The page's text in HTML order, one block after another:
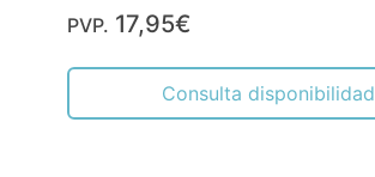
PVP. 17,95€
Consulta disponibilidad